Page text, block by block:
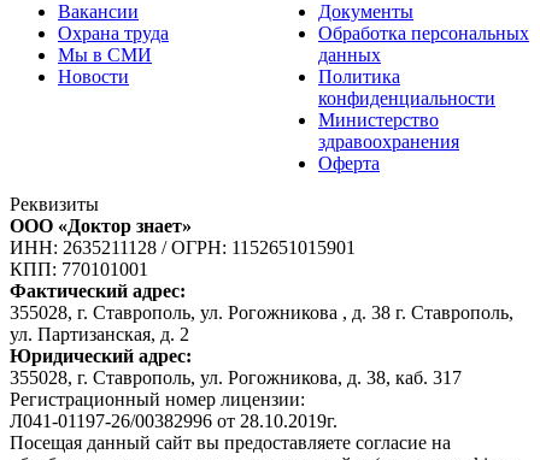
Вакансии
Охрана труда
Мы в СМИ
Новости
Документы
Обработка персональных
данных
Политика
конфиденциальности
Министерство
здравоохранения
Оферта
Реквизиты
ООО «Доктор знает»
ИНН: 2635211128 /ОГРН: 1152651015901
КПП: 770101001
Фактический адрес:
355028, г. Ставрополь, ул. Рогожникова , д. 38 г. Ставрополь,
ул. Партизанская, д. 2
Юридический адрес:
355028, г. Ставрополь, ул. Рогожникова, д. 38, каб. 317
Регистрационный номер лицензии:
Л041-01197-26/00382996 от 28.10.2019г.
Посещая данный сайт вы предоставляете согласие на